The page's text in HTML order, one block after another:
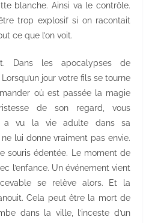
blanche. Ainsi va le contrôle.
trop explosif si on racontait
ce que l’on voit.
Dans les apocalypses de
jour votre fils se tourne
où est passée la magie
de son regard, vous
a vu la vie adulte dans sa
lui donne vraiment pas envie.
souris édentée. Le moment de
l’enfance. Un événement vient
se relève alors. Et la
Cela peut être la mort de
dans la ville, l’inceste d’un